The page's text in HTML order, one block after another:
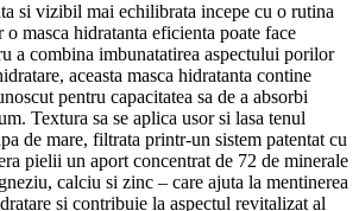
si vizibil mai echilibrata incepe cu o rutina
masca hidratanta eficienta poate face
a combina imbunatatirea aspectului porilor
aceasta masca hidratanta contine
pentru capacitatea sa de a absorbi
Textura sa se aplica usor si lasa tenul
de mare, filtrata printr-un sistem patentat cu
pielii un aport concentrat de 72 de minerale
calciu si zinc – care ajuta la mentinerea
si contribuie la aspectul revitalizat al